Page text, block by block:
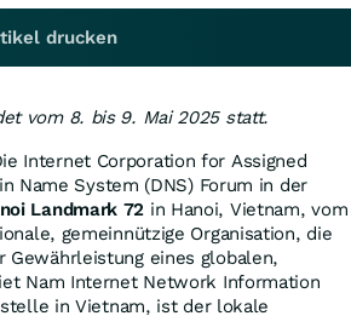
vom 8. bis 9. Mai 2025 statt.
Internet Corporation for Assigned
Name System (DNS) Forum in der
Landmark 72 in Hanoi, Vietnam, vom
gemeinnützige Organisation, die
eines globalen,
Nam Internet Network Information
inVietnam, ist der lokale
drucken